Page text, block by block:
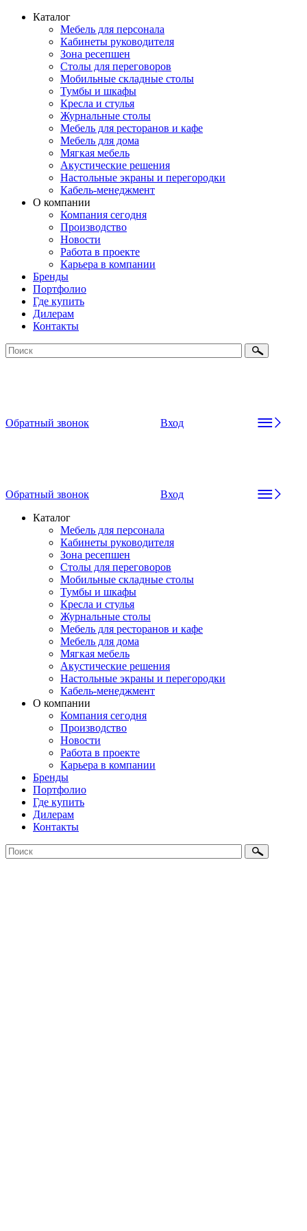
Каталог
Мебель для персонала
Кабинеты руководителя
Зона ресепшен
Столы для переговоров
Мобильные складные столы
Тумбы и шкафы
Кресла и стулья
Журнальные столы
Мебель для ресторанов и кафе
Мебель для дома
Мягкая мебель
Акустические решения
Настольные экраны и перегородки
Кабель-менеджмент
О компании
Компания сегодня
Производство
Новости
Работа в проекте
Карьера в компании
Бренды
Портфолио
Где купить
Дилерам
Контакты
Обратный звонок Вход
Обратный звонок
Вход
Каталог
Мебель для персонала
Кабинеты руководителя
Зона ресепшен
Столы для переговоров
Мобильные складные столы
Тумбы и шкафы
Кресла и стулья
Журнальные столы
Мебель для ресторанов и кафе
Мебель для дома
Мягкая мебель
Акустические решения
Настольные экраны и перегородки
Кабель-менеджмент
О компании
Компания сегодня
Производство
Новости
Работа в проекте
Карьера в компании
Бренды
Портфолио
Где купить
Дилерам
Контакты